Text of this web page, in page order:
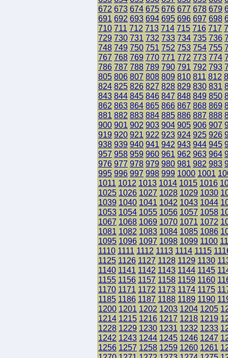
672 673 674 675 676 677 678 679
691 692 693 694 695 696 697 698
710 711 712 713 714 715 716 717
729 730 731 732 733 734 735 736
748 749 750 751 752 753 754 755
767 768 769 770 771 772 773 774
786 787 788 789 790 791 792 793
805 806 807 808 809 810 811 812
824 825 826 827 828 829 830 831
843 844 845 846 847 848 849 850
862 863 864 865 866 867 868 869
881 882 883 884 885 886 887 888
900 901 902 903 904 905 906 907
919 920 921 922 923 924 925 926
938 939 940 941 942 943 944 945
957 958 959 960 961 962 963 964
976 977 978 979 980 981 982 983
995 996 997 998 999 1000 1001
1011 1012 1013 1014 1015 1016
1025 1026 1027 1028 1029 1030
1039 1040 1041 1042 1043 1044
1053 1054 1055 1056 1057 1058
1067 1068 1069 1070 1071 1072
1081 1082 1083 1084 1085 1086
1095 1096 1097 1098 1099 1100
1110 1111 1112 1113 1114 1115
1125 1126 1127 1128 1129 1130
1140 1141 1142 1143 1144 1145
1155 1156 1157 1158 1159 1160
1170 1171 1172 1173 1174 1175
1185 1186 1187 1188 1189 1190
1200 1201 1202 1203 1204 1205
1214 1215 1216 1217 1218 1219
1228 1229 1230 1231 1232 1233
1242 1243 1244 1245 1246 1247
1256 1257 1258 1259 1260 1261